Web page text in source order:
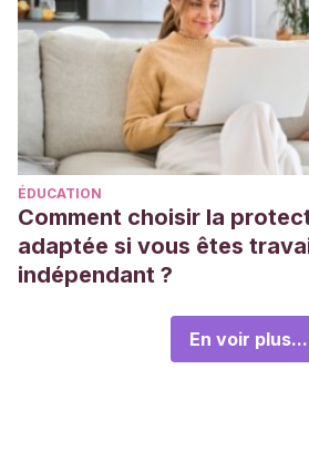
ÉDUCATION
Comment choisir la
adaptée si vous êtes
indépendant ?
En voir plus...